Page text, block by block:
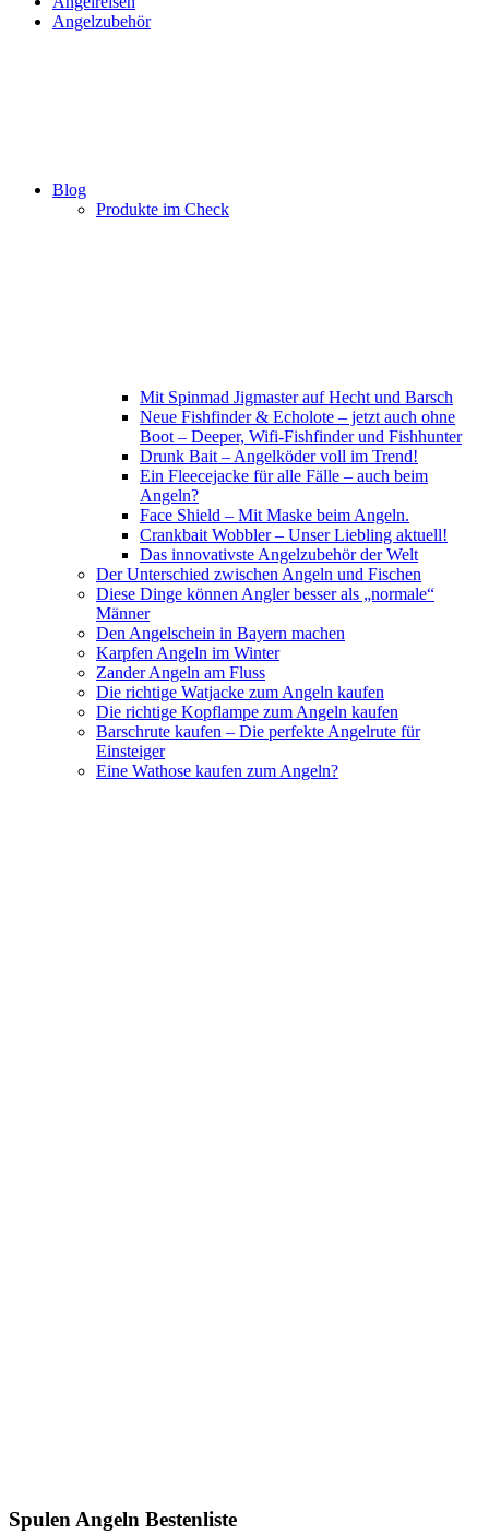
Angelzubehör
Blog
Produkte im Check
Mit Spinmad Jigmaster auf Hecht und Barsch
Neue Fishfinder & Echolote – jetzt auch ohne
Boot – Deeper, Wifi-Fishfinder und Fishhunter
Drunk Bait – Angelköder voll im Trend!
Ein Fleecejacke für alle Fälle – auch beim
Angeln?
Face Shield – Mit Maske beim Angeln.
Crankbait Wobbler – Unser Liebling aktuell!
Das innovativste Angelzubehör der Welt
Der Unterschied zwischen Angeln und Fischen
Diese Dinge können Angler besser als „normale“
Männer
Den Angelschein in Bayern machen
Karpfen Angeln im Winter
Zander Angeln am Fluss
Die richtige Watjacke zum Angeln kaufen
Die richtige Kopflampe zum Angeln kaufen
Barschrute kaufen – Die perfekte Angelrute für
Einsteiger
Eine Wathose kaufen zum Angeln?
Spulen Angeln Bestenliste